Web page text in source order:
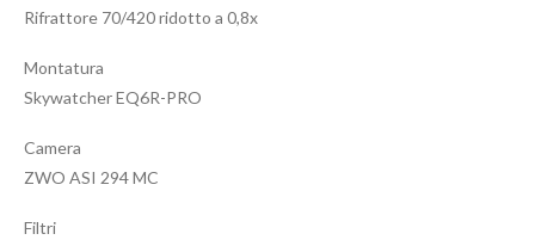
Rifrattore 70/420 ridotto a 0,8x
Montatura
Skywatcher EQ6R-PRO
Camera
ZWO ASI 294 MC
Filtri